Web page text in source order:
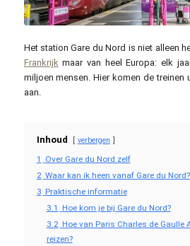
Het station Gare du Nord is niet alleen
Frankrijkmaar van heel Europa: elk
miljoen mensen. Hier komen de treinen
aan.
Inhoud verbergen
1
Over Gare du Nord zelf
2 Waar kan ik heen vanaf Gare du Nord?
3 Praktische informatie
3.1 Hoe kom je bij Gare du Nord?
3.2 Hoe van Paris Charles de Gaulle
reizen?